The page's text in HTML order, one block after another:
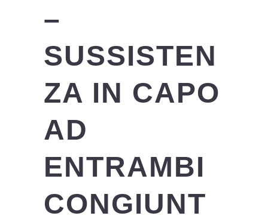
–
SUSSISTEN
ZA IN CAPO
AD
ENTRAMBI
CONGIUNT